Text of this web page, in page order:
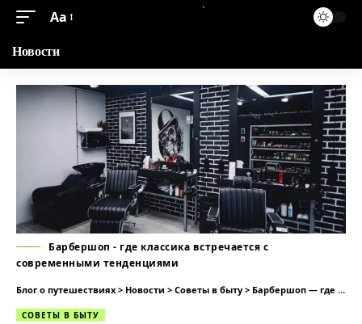
Аа
Новости
Барбершоп - где классика встречается с
современными тенденциями
Блог о путешествиях > Новости > Советы в быту> Барбершоп — где классика встречается с современными тенденциями
СОВЕТЫ В БЫТУ